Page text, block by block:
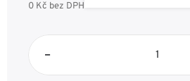
0 Kč bez DPH
–